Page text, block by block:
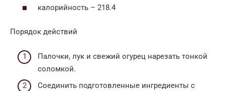
калорийность – 218.4
Порядок действий
Палочки, лук и свежий огурец нарезать тонкой
соломкой.
Соединить подготовленные ингредиенты с